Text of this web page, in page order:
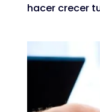
hacer crecer